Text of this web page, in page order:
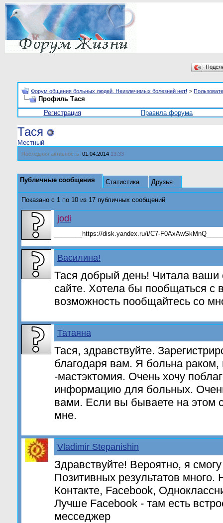
Форум общения больных людей. Неизлечимых болезней нет! >
Профиль Тася
Регистрация
Правила форума
Тася
Местный
Последняя активность: 01.04.2014 13:33
Публичные сообщения Статистика Друзья
Показано с 1 по 10 из 17 публичных сообщений
jodi
________https://disk.yandex.ru/i/C7-
Василина!
Тася добрый день! Читала ваши
сайте. Хотела бы пообщаться с
возможность пообщайтесь со
Татаяна
Тася, здравствуйте.
благодаря вам. Я больна
-мастэктомия. Очень хочу
информацию для больных.
вами. Если вы бываете на этом
мне.
Vladimir Stepanishin
Здравствуйте! Вероятно, я
Позитивных результатов
Контакте, Facebook,
Лучше Facebook - там есть
месседжер